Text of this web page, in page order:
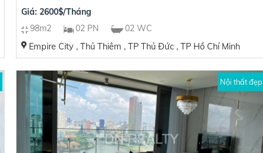
Giá: 2600$/Tháng
98m2
02 PN
02 WC
Empire City , Thủ Thiêm , TP Thủ Đức , TP Hồ Chí Minh
Nội thất đẹp